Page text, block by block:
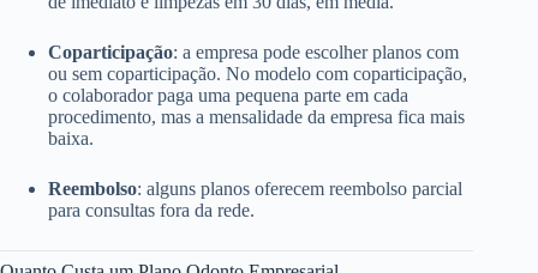
Coparticipação: a empresa pode escolher planos com
ou sem coparticipação. No modelo com coparticipação,
o colaborador paga uma pequena parte em cada
procedimento, mas a mensalidade da empresa fica mais
baixa.
Reembolso: alguns planos oferecem reembolso parcial
para consultas fora da rede.